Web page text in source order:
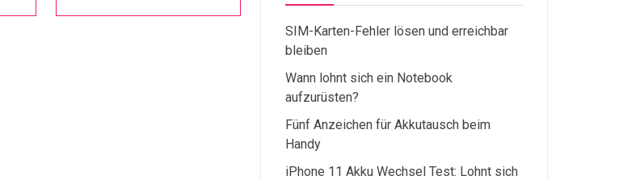
SIM-Karten-Fehler lösen und erreichbar
bleiben
Wann lohnt sich ein Notebook
aufzurüsten?
Fünf Anzeichen für Akkutausch beim
Handy
iPhone 11 Akku Wechsel Test: Lohnt sich